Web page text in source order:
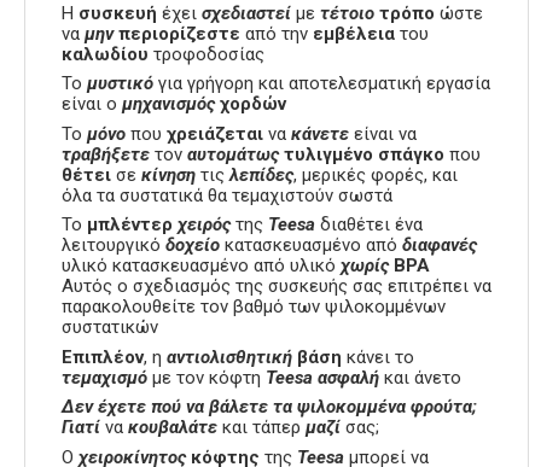
Η συσκευή έχει σχεδιαστεί με τέτοιο τρόπο ώστε
να μηνπεριορίζεστε από την εμβέλεια του
καλωδίου τροφοδοσίας
Το μυστικό για γρήγορη και αποτελεσματική εργασία
είναι ο μηχανισμόςχορδών
Το μόνο που χρειάζεται να κάνετε είναι να
τραβήξετε τον αυτομάτωςτυλιγμένο σπάγκο που
θέτει σε κίνηση τιςλεπίδες, μερικές φορές, και
όλα τα συστατικά θα τεμαχιστούν σωστά
Το μπλέντερ χειρός της Teesa διαθέτει ένα
λειτουργικό δοχείο κατασκευασμένο από διαφανές
υλικό κατασκευασμένο από υλικό χωρίςBPA
Αυτός ο σχεδιασμός της συσκευής σας επιτρέπει να
παρακολουθείτε τον βαθμό των ψιλοκομμένων
συστατικών
Επιπλέον, η αντιολισθητική βάση κάνει το
τεμαχισμό με τον κόφτη Teesa ασφαλή και άνετο
Δεν έχετε πού να βάλετε τα ψιλοκομμένα φρούτα;
Γιατί να κουβαλάτε και τάπερ μαζί σας;
Ο χειροκίνητοςκόφτης της Teesa μπορεί να